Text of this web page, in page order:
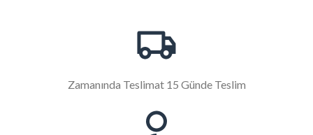
Zamanında Teslimat 15 Günde Teslim